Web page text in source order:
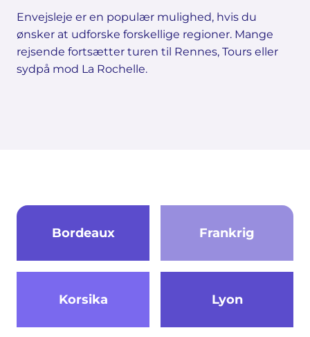
Envejsleje er en populær mulighed, hvis du
ønsker at udforske forskellige regioner. Mange
rejsende fortsætter turen til Rennes, Tours eller
sydpå mod La Rochelle.
Bordeaux Frankrig
Korsika Lyon